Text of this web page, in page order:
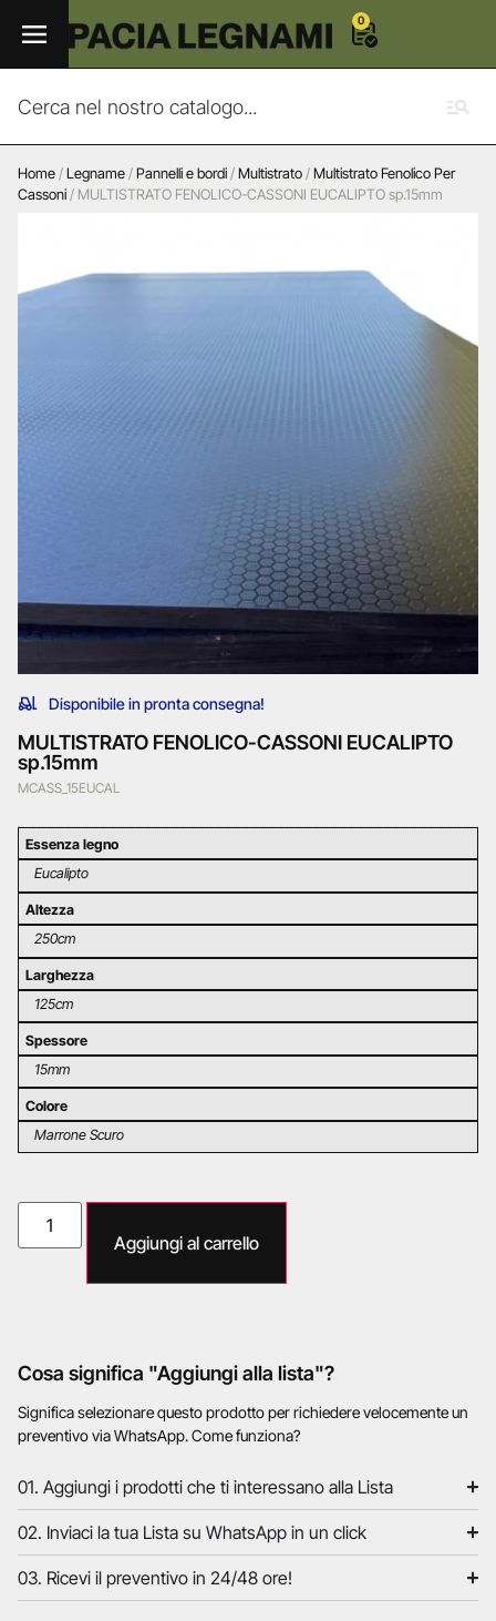
0
Home/Legname/Pannelli e bordi/Multistrato/Multistrato Fenolico Per
Cassoni/ MULTISTRATO FENOLICO-CASSONI EUCALIPTO sp.15mm
Disponibile in pronta consegna!
MULTISTRATO FENOLICO-CASSONI EUCALIPTO
sp.15mm
MCASS_15EUCAL
Essenza legno
Eucalipto
Altezza
250cm
Larghezza
125cm
Spessore
15mm
Colore
Marrone Scuro
Aggiungi al carrello
Cosa significa "Aggiungi alla lista"?
Significa selezionare questo prodotto per richiedere velocemente un
preventivo via WhatsApp. Come funziona?
01. Aggiungi i prodotti che ti interessano alla Lista
02. Inviaci la tua Lista su WhatsApp in un click
03. Ricevi il preventivo in 24/48 ore!